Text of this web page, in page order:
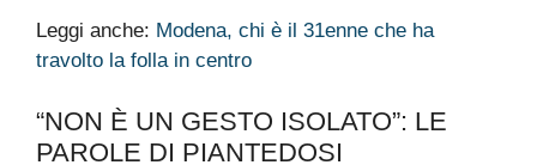
Leggi anche: Modena, chi è il 31enne che ha
travolto la folla in centro
“NON È UN GESTO ISOLATO”: LE
PAROLE DI PIANTEDOSI